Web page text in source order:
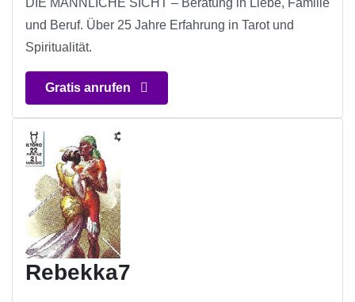
DIE MÄNNLICHE SICHT – Beratung in Liebe, Familie
und Beruf. Über 25 Jahre Erfahrung in Tarot und
Spiritualität.
Gratis anrufen
Rebekka7